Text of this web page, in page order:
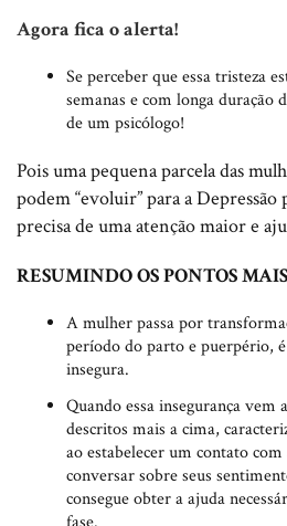
Agora fica o alerta!
Se perceber que essa tristeza
semanas e com longa duração
de um psicólogo!
Pois uma pequena parcela das
podem “evoluir” para a
precisa de uma atenção maior e
RESUMINDO OS PONTOS
A mulher passa por
período do parto e puerpério,
insegura.
Quando essa insegurança vem
descritos mais a cima,
ao estabelecer um contato
conversar sobre seus
consegue obter a ajuda